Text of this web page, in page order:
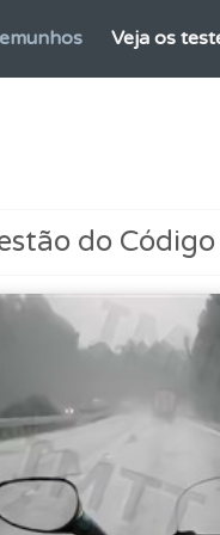
Veja os
Crie uma conta
O teste "Novas"
O teste "Difícil"
do